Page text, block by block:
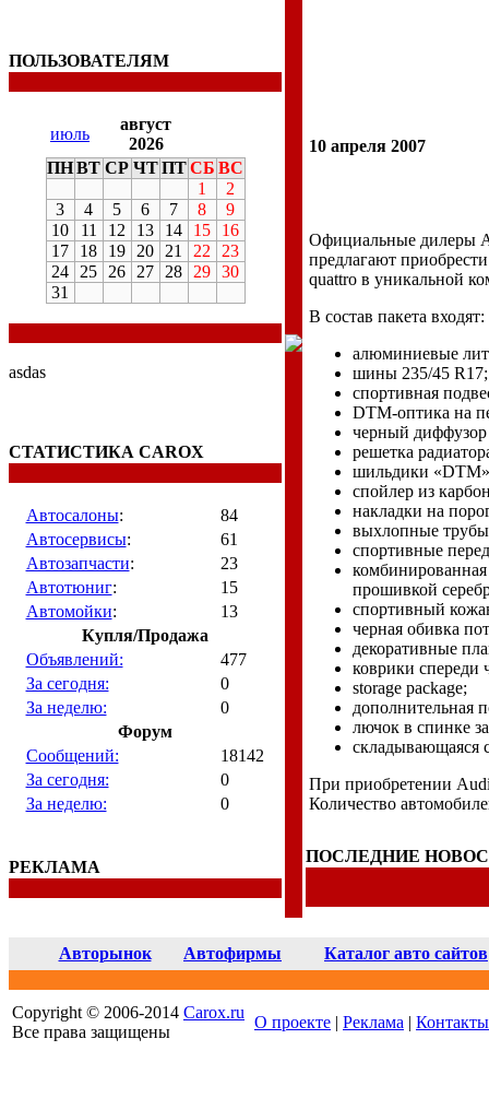
ПОЛЬЗОВАТЕЛЯМ
июль
август
2026
ПНВТ СР ЧТ ПТ СБ ВС
1
2
3
4 5 6 7 8
9
10
11 12 13 14 15
16
17
18 19 20 21 22
23
24
25 26 27 28 29 30
31
asdas
СТАТИСТИКА CAROX
Автосалоны:
84
Автосервисы:
61
Автозапчасти:
23
Автотюниг:
15
Автомойки:
13
Купля/Продажа
Объявлений:
477
За сегодня:
0
За неделю:
0
Форум
Сообщений:
18142
За сегодня:
0
За неделю:
0
РЕКЛАМА
10 апреля 2007
Официальные дилеры
предлагают
quattro в уникальной
В состав пакета входят:
алюминиевые
шины 235/45 R17;
спортивная
DTM-оптика на
черный диффузор
решетка
шильдики
спойлер из
накладки на
выхлопные
спортивные
прошивкой
спортивный
черная обивка
декоративные
коврики спереди
storage package;
дополнительная
лючок в спинке
складывающаяся
При приобретении
Количество
ПОСЛЕДНИЕ
Авторынок Автофирмы Каталог авто сайтов
Copyright © 2006-2014 Carox.ru
Все права защищены
О проекте | Реклама | Контакты